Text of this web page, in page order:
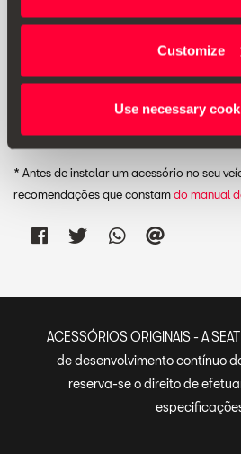
Customize
Use necessary
* Antes de instalar um acessório no seu
recomendações que constamdo manual
ACESSÓRIOS ORIGINAIS - A
de desenvolvimento contínuo
reserva-se o direito de